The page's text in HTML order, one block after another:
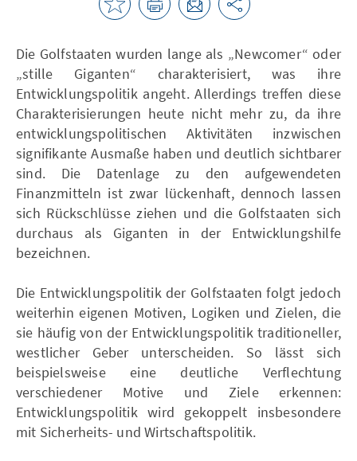
Die Golfstaaten wurden lange als „Newcomer“ oder
„stille Giganten“ charakterisiert, was ihre
Entwicklungspolitik angeht. Allerdings treffen diese
Charakterisierungen heute nicht mehr zu, da ihre
entwicklungspolitischen Aktivitäten inzwischen
signifikante Ausmaße haben und deutlich sichtbarer
sind. Die Datenlage zu den aufgewendeten
Finanzmitteln ist zwar lückenhaft, dennoch lassen
sich Rückschlüsse ziehen und die Golfstaaten sich
durchaus als Giganten in der Entwicklungshilfe
bezeichnen.
Die Entwicklungspolitik der Golfstaaten folgt jedoch
weiterhin eigenen Motiven, Logiken und Zielen, die
sie häufig von der Entwicklungspolitik traditioneller,
westlicher Geber unterscheiden. So lässt sich
beispielsweise eine deutliche Verflechtung
verschiedener Motive und Ziele erkennen:
Entwicklungspolitik wird gekoppelt insbesondere
mit Sicherheits- und Wirtschaftspolitik.